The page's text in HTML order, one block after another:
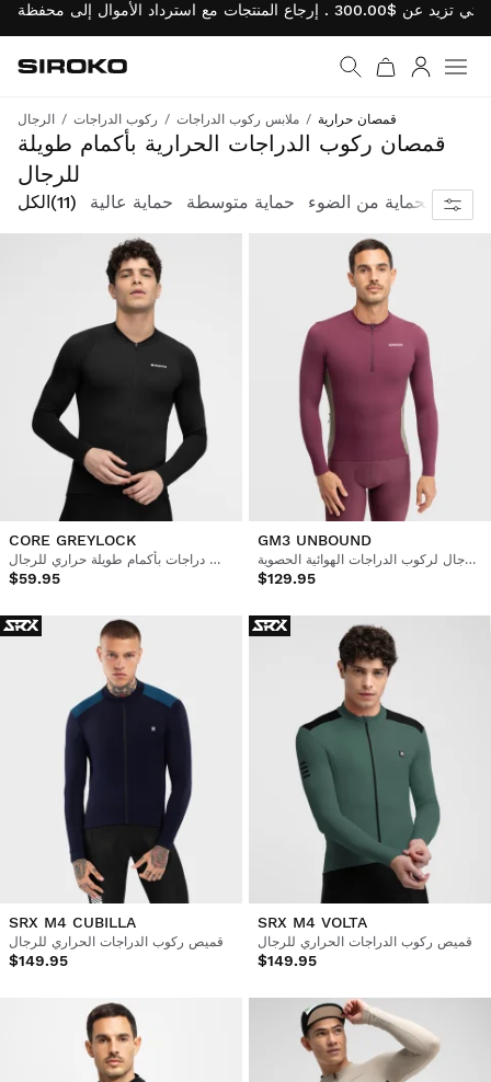
إلى الصفحة الرئيسية
Siroko.com
الرجال ركوب الدراجات ملابس ركوب الدراجات قمصان حرارية
قمصان ركوب الدراجات الحرارية بأكمام طويلة
للرجال
الدفء، والراحة، والأداء المتميز في الفصول الانتقالية
الكل(11) حماية عالية حماية متوسطة الحماية من الضوء
CORE GREYLOCK
قميص دراجات بأكمام طويلة حراري للرجال
$59.95
GM3 UNBOUND
قميص رجالي بأكمام طويلة للرجال لركوب الدراجات الهوائية الحصوية
$129.95
SRX M4 CUBILLA
قميص ركوب الدراجات الحراري للرجال
$149.95
SRX M4 VOLTA
قميص ركوب الدراجات الحراري للرجال
$149.95